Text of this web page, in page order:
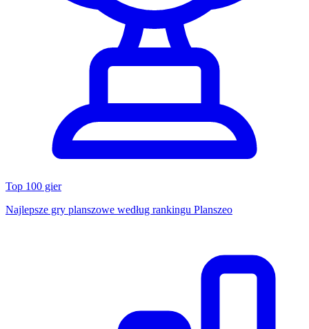
Top 100 gier
Najlepsze gry planszowe według rankingu Planszeo